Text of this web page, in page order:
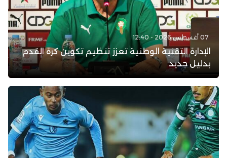
07 أغسطس 2026 - 12:40
الإدارة التقنية الوطنية تعزز تنظيم تكوين كرة القدم
بدليل جديد